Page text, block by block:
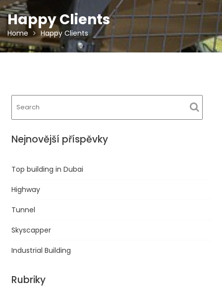
Happy Clients
Home Happy Clients
Nejnovější příspěvky
Top building in Dubai
Highway
Tunnel
Skyscapper
Industrial Building
Rubriky